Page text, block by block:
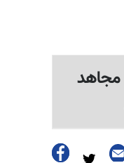
مجاهد